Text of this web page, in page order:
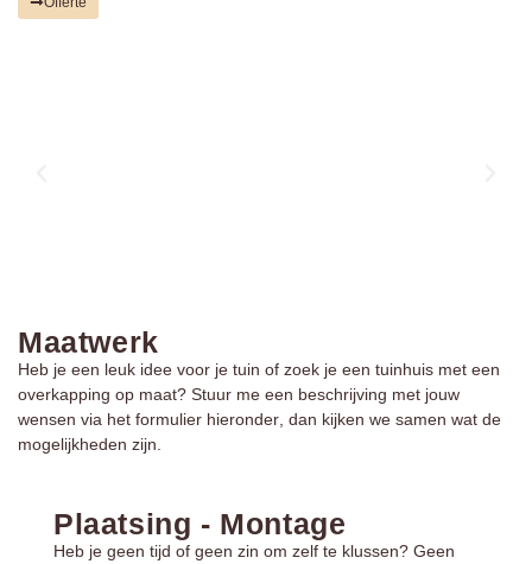
Maatwerk
Heb je een leuk idee voor je tuin of zoek je een tuinhuis met een
overkapping op maat? Stuur me een beschrijving met jouw
wensen via het formulier hieronder , dan kijken we samen wat de
mogelijkheden zijn.
Plaatsing - Montage
Heb je geen tijd of geen zin om zelf te klussen? Geen